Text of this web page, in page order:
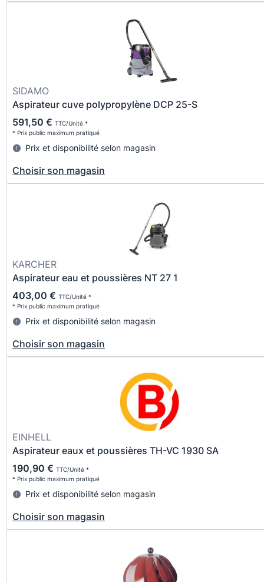
SIDAMO
Aspirateur cuve polypropylène DCP 25-S
591,50 € TTC/Unité *
* Prix public maximum pratiqué
Prix et disponibilité selon magasin
Choisir son magasin
KARCHER
Aspirateur eau et poussières NT 27 1
403,00 € TTC/Unité *
* Prix public maximum pratiqué
Prix et disponibilité selon magasin
Choisir son magasin
EINHELL
Aspirateur eaux et poussières TH-VC 1930 SA
190,90 € TTC/Unité *
* Prix public maximum pratiqué
Prix et disponibilité selon magasin
Choisir son magasin